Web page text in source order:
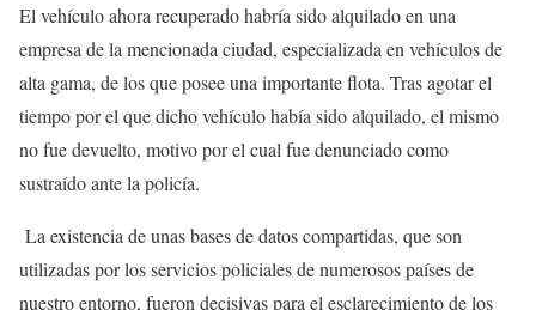
El vehículo ahora recuperado habría sido alquilado en una
empresa de la mencionada ciudad, especializada en vehículos de
alta gama, de los que posee una importante flota. Tras agotar el
tiempo por el que dicho vehículo había sido alquilado, el mismo
no fue devuelto, motivo por el cual fue denunciado como
sustraído ante la policía.
La existencia de unas bases de datos compartidas, que son
utilizadas por los servicios policiales de numerosos países de
nuestro entorno, fueron decisivas para el esclarecimiento de los